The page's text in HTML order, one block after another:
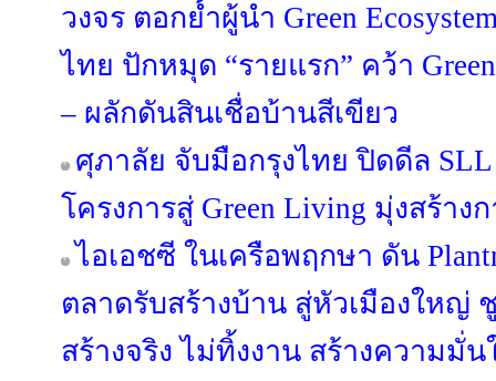
วงจร ตอกย้ำผู้นำ Green
ไทย ปักหมุด “รายแรก” คว้า
– ผลักดันสินเชื่อบ้านสีเขียว
ศุภาลัย จับมือกรุงไทย ปิดดีล
โครงการสู่ Green Living มุ่งสร้าง
ไอเอชซี ในเครือพฤกษา ดัน
ตลาดรับสร้างบ้าน สู่หัวเมืองใหญ่
สร้างจริง ไม่ทิ้งงาน สร้างความมั่